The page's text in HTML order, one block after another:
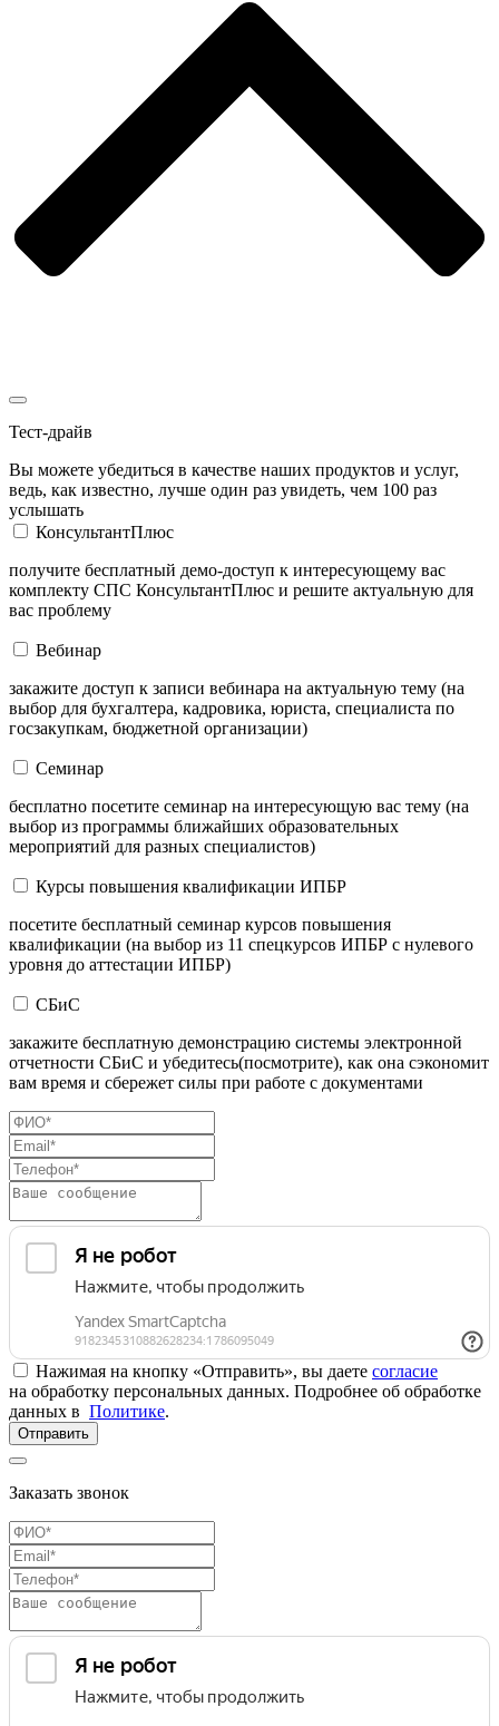
Тест-драйв
Вы можете убедиться в качестве наших продуктов и услуг,
ведь, как известно, лучше один раз увидеть, чем 100 раз
услышать
КонсультантПлюс
получите бесплатный демо-доступ к интересующему вас
комплекту СПС КонсультантПлюс и решите актуальную для
вас проблему
Вебинар
закажите доступ к записи вебинара на актуальную тему (на
выбор для бухгалтера, кадровика, юриста, специалиста по
госзакупкам, бюджетной организации)
Семинар
бесплатно посетите семинар на интересующую вас тему (на
выбор из программы ближайших образовательных
мероприятий для разных специалистов)
Курсы повышения квалификации ИПБР
посетите бесплатный семинар курсов повышения
квалификации (на выбор из 11 спецкурсов ИПБР с нулевого
уровня до аттестации ИПБР)
СБиС
закажите бесплатную демонстрацию системы электронной
отчетности СБиС и убедитесь(посмотрите), как она сэкономит
вам время и сбережет силы при работе с документами
Нажимая на кнопку «Отправить», вы даете согласие
на обработку персональных данных. Подробнее об обработке
данных в Политике.
Отправить
Заказать звонок